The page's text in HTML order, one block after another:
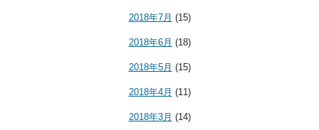
2018年7月 (15)
2018年6月 (18)
2018年5月 (15)
2018年4月 (11)
2018年3月 (14)